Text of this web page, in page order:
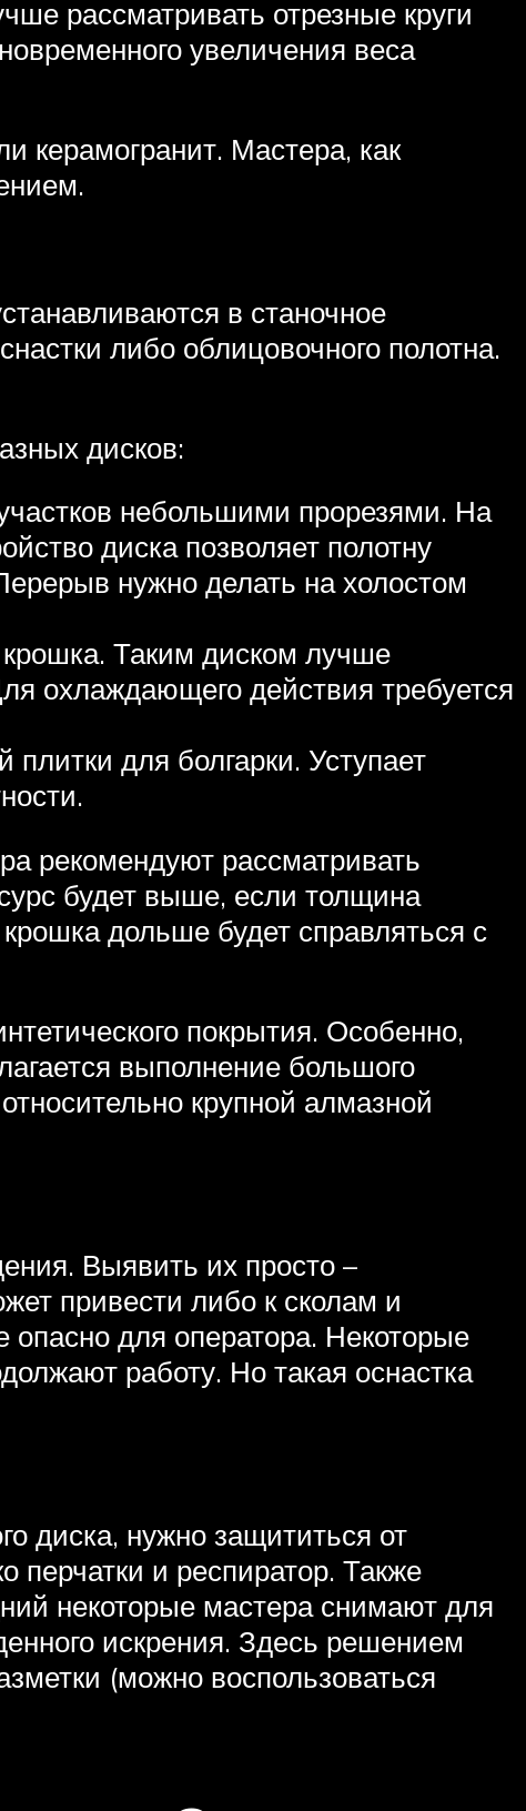
рассматривать отрезные круги
увеличения веса
керамогранит. Мастера, как
в станочное
либо облицовочного полотна.
дисков:
небольшими прорезями. На
диска позволяет полотну
нужно делать на холостом
Таким диском лучше
охлаждающего действия требуется
для болгарки. Уступает
рекомендуют рассматривать
будет выше, если толщина
дольше будет справляться с
покрытия. Особенно,
выполнение большого
крупной алмазной
Выявить их просто –
привести либо к сколам и
для оператора. Некоторые
работу. Но такая оснастка
диска, нужно защититься от
перчатки и респиратор. Также
некоторые мастера снимают для
искрения. Здесь решением
(можно воспользоваться